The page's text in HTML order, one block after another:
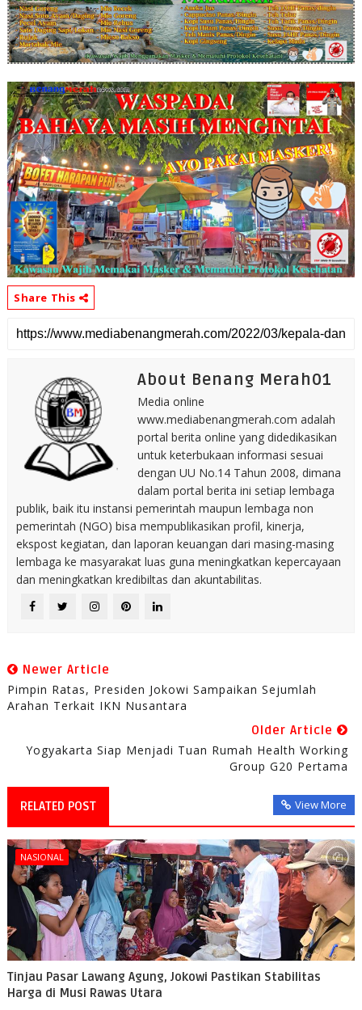
Share This
About Benang Merah01
Media online
www.mediabenangmerah.com adalah
portal berita online yang didedikasikan
untuk keterbukaan informasi sesuai
dengan UU No.14 Tahun 2008, dimana
dalam portal berita ini setiap lembaga
publik, baik itu instansi pemerintah maupun lembaga non
pemerintah (NGO) bisa mempublikasikan profil, kinerja,
ekspost kegiatan, dan laporan keuangan dari masing-masing
lembaga ke masyarakat luas guna meningkatkan kepercayaan
dan meningkatkan kredibiltas dan akuntabilitas.
Newer Article
Pimpin Ratas, Presiden Jokowi Sampaikan Sejumlah
Arahan Terkait IKN Nusantara
Older Article
Yogyakarta Siap Menjadi Tuan Rumah Health Working
Group G20 Pertama
RELATED POST View More
NASIONAL
Tinjau Pasar Lawang Agung, Jokowi Pastikan Stabilitas
Harga di Musi Rawas Utara